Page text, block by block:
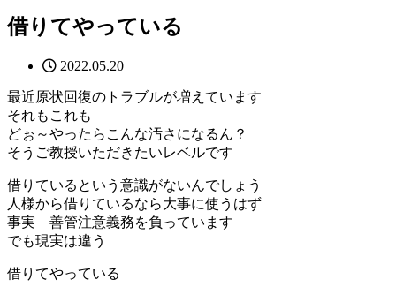
借りてやっている
2022.05.20
最近原状回復のトラブルが増えています
それもこれも
どぉ～やったらこんな汚さになるん？
そうご教授いただきたいレベルです
借りているという意識がないんでしょう
人様から借りているなら大事に使うはず
事実 善管注意義務を負っています
でも現実は違う
借りてやっている